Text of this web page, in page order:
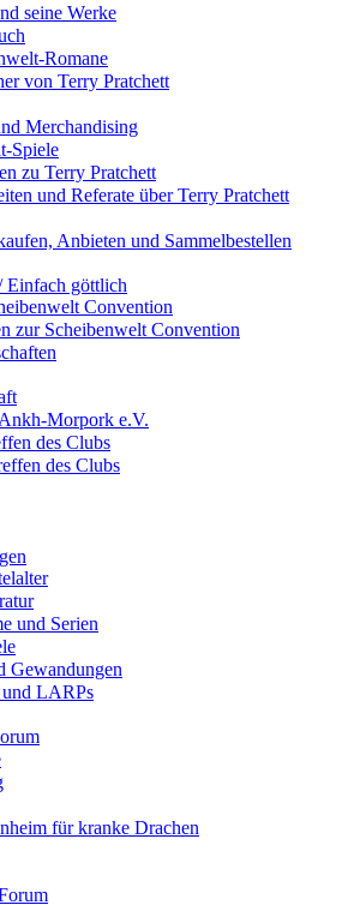
seine Werke
Romane
von Terry Pratchett
Merchandising
Spiele
zu Terry Pratchett
und Referate über Terry Pratchett
Anbieten und Sammelbestellen
göttlich
Convention
zur Scheibenwelt Convention
Morpork e.V.
des Clubs
des Clubs
und Serien
LARPs
für kranke Drachen